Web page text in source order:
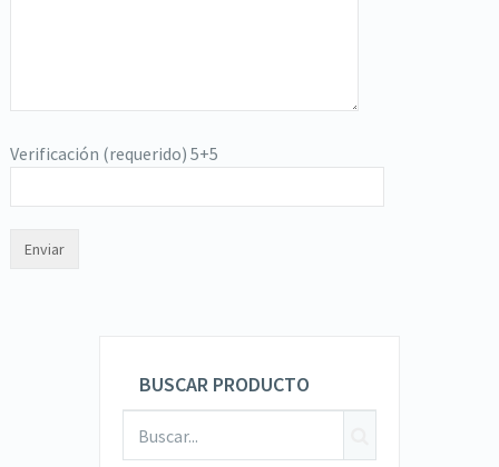
Verificación (requerido) 5+5
BUSCAR PRODUCTO